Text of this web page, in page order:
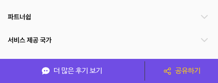
더 많은 후기 보기 공유하기
파트너쉽
서비스 제공 국가
(주)NSPACE 사업자정보